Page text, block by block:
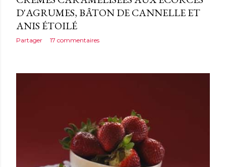
D'AGRUMES, BÂTON DE CANNELLE ET
ANIS ÉTOILÉ
Partager 17 commentaires